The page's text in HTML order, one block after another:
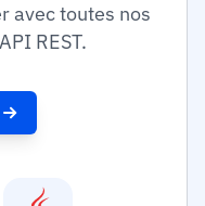
avec toutes nos
REST.